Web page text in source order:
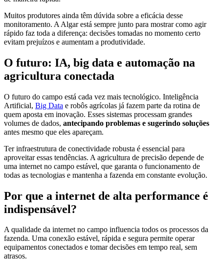
Muitos produtores ainda têm dúvida sobre a eficácia desse
monitoramento. A Algar está sempre junto para mostrar como agir
rápido faz toda a diferença: decisões tomadas no momento certo
evitam prejuízos e aumentam a produtividade.
O futuro: IA, big data e automação na
agricultura conectada
O futuro do campo está cada vez mais tecnológico. Inteligência
Artificial, Big Data e robôs agrícolas já fazem parte da rotina de
quem aposta em inovação. Esses sistemas processam grandes
volumes de dados, antecipando problemas e sugerindo soluções
antes mesmo que eles apareçam.
Ter infraestrutura de conectividade robusta é essencial para
aproveitar essas tendências. A agricultura de precisão depende de
uma internet no campo estável, que garanta o funcionamento de
todas as tecnologias e mantenha a fazenda em constante evolução.
Por que a internet de alta performance é
indispensável?
A qualidade da internet no campo influencia todos os processos da
fazenda. Uma conexão estável, rápida e segura permite operar
equipamentos conectados e tomar decisões em tempo real, sem
atrasos.